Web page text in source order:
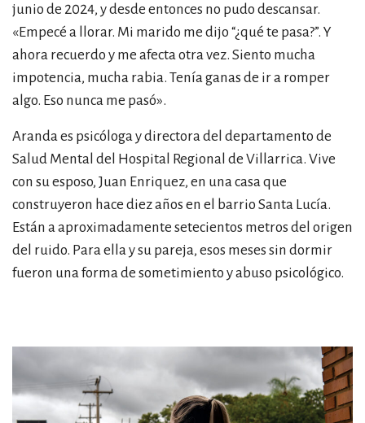
junio de 2024, y desde entonces no pudo descansar.
«Empecé a llorar. Mi marido me dijo “¿qué te pasa?”. Y
ahora recuerdo y me afecta otra vez. Siento mucha
impotencia, mucha rabia. Tenía ganas de ir a romper
algo. Eso nunca me pasó».
Aranda es psicóloga y directora del departamento de
Salud Mental del Hospital Regional de Villarrica. Vive
con su esposo, Juan Enriquez, en una casa que
construyeron hace diez años en el barrio Santa Lucía.
Están a aproximadamente setecientos metros del origen
del ruido. Para ella y su pareja, esos meses sin dormir
fueron una forma de sometimiento y abuso psicológico.